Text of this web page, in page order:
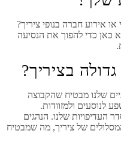
אירוע חברה בנופי ציריך?
כאן כדי להפוך את הנסיעה
בציריך?
שלנו מבטיח שהקבוצה
לנוסעים ולמזוודות.
העדיפויות שלנו. הנהגים
של ציריך, מה שמבטיח